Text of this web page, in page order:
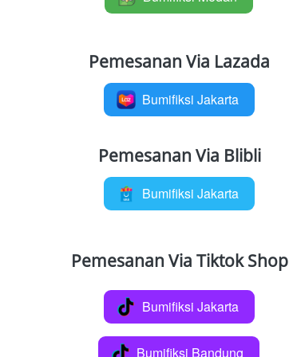
Pemesanan Via Lazada
` Bumifiksi Jakarta
Pemesanan Via Blibli
` Bumifiksi Jakarta
Pemesanan Via Tiktok Shop
` Bumifiksi Jakarta
` Bumifiksi Bandung